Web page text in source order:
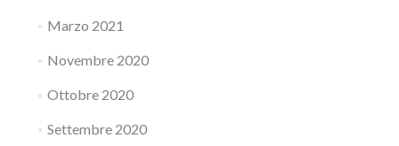
Marzo 2021
Novembre 2020
Ottobre 2020
Settembre 2020